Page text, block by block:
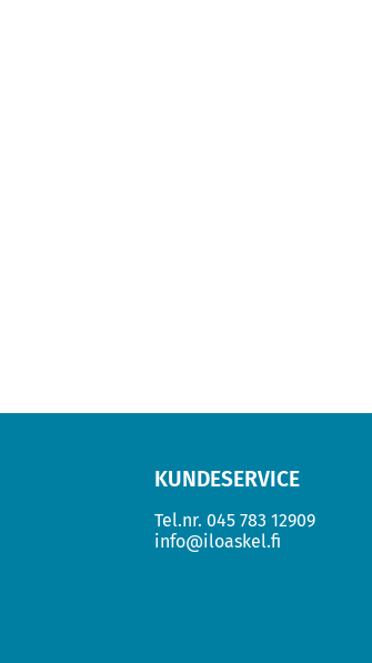
KUNDESERVICE
Tel.nr. 045 783 12909
info@iloaskel.fi